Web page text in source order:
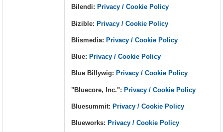
Bilendi: Privacy / Cookie Policy
Bizible: Privacy / Cookie Policy
Blismedia: Privacy / Cookie Policy
Blue: Privacy / Cookie Policy
Blue Billywig: Privacy / Cookie Policy
"Bluecore, Inc.": Privacy / Cookie Policy
Bluesummit: Privacy / Cookie Policy
Blueworks: Privacy / Cookie Policy